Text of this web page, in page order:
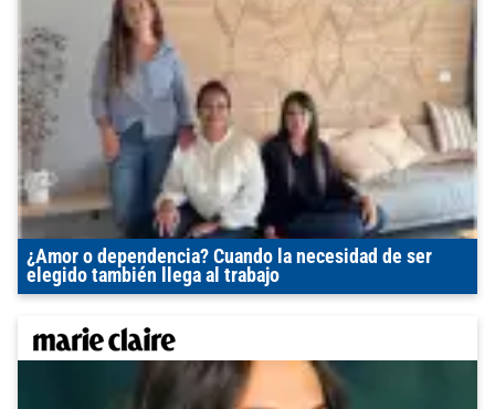
¿Amor o dependencia? Cuando la necesidad de ser
elegido también llega al trabajo